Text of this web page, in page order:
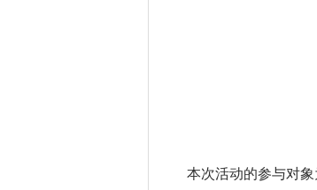
本次活动的参与对象